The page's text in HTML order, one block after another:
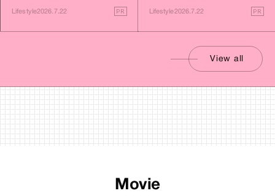
Lifestyle2026.7.22 PR Lifestyle2026.7.22 PR
View all
Movie